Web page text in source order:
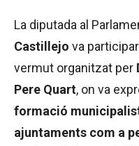
La diputada al
Castillejo va
vermut organitzat per
Pere Quart, on va
formació
ajuntaments com a